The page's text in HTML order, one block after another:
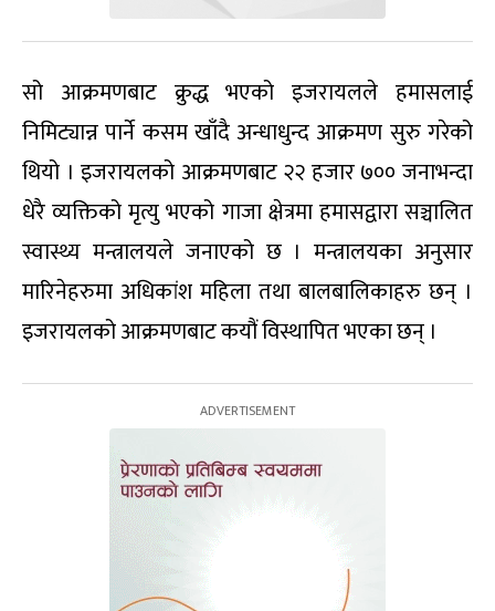
सो आक्रमणबाट क्रुद्ध भएको इजरायलले हमासलाई
निमिट्यान्न पार्ने कसम खाँदै अन्धाधुन्द आक्रमण सुरु गरेको
थियो । इजरायलको आक्रमणबाट २२ हजार ७०० जनाभन्दा
धेरै व्यक्तिको मृत्यु भएको गाजा क्षेत्रमा हमासद्वारा सञ्चालित
स्वास्थ्य मन्त्रालयले जनाएको छ । मन्त्रालयका अनुसार
मारिनेहरुमा अधिकांश महिला तथा बालबालिकाहरु छन् ।
इजरायलको आक्रमणबाट कयौं विस्थापित भएका छन् ।